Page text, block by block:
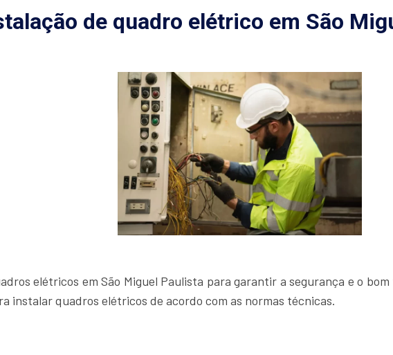
de quadro elétrico em São
elétricos em São Miguel Paulista para garantir a segurança e o
instalar quadros elétricos de acordo com as normas técnicas.